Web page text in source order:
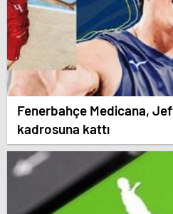
Fenerbahçe Medicana,
kadrosuna kattı